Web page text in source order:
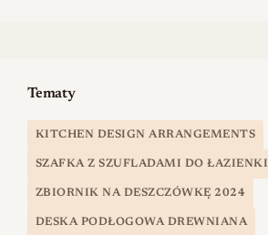
Tematy
KITCHEN DESIGN ARRANGEMENTS
SZAFKA Z SZUFLADAMI DO ŁAZIENKI
ZBIORNIK NA DESZCZÓWKĘ 2024
DESKA PODŁOGOWA DREWNIANA